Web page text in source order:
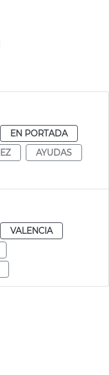
EN PORTADA
AYUDAS
VALENCIA